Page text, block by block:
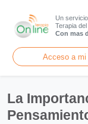
Un
Terapia
Con mas
Acceso a mi
La